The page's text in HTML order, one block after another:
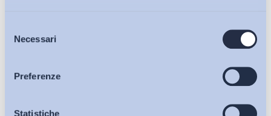
delNecessari
Preferenze
Statistiche
Bollettini ADAPT
Articoli